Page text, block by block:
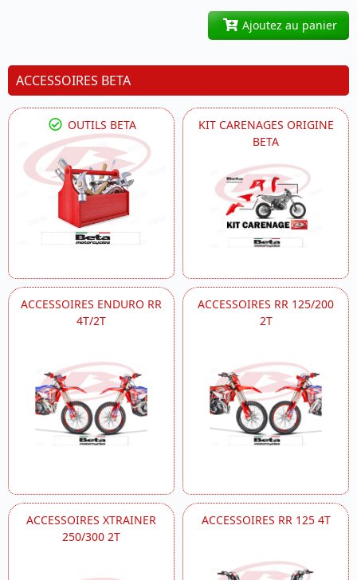
Ajoutez au panier
ACCESSOIRES BETA
OUTILS BETA
KIT CARENAGES ORIGINE
BETA
ACCESSOIRES ENDURO RR
4T/2T
ACCESSOIRES RR 125/200
2T
ACCESSOIRES XTRAINER
250/300 2T
ACCESSOIRES RR 125 4T